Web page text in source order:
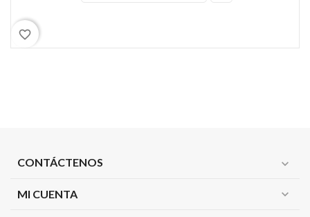
favorite_border
CONTÁCTENOS expand_more
MI CUENTA expand_more